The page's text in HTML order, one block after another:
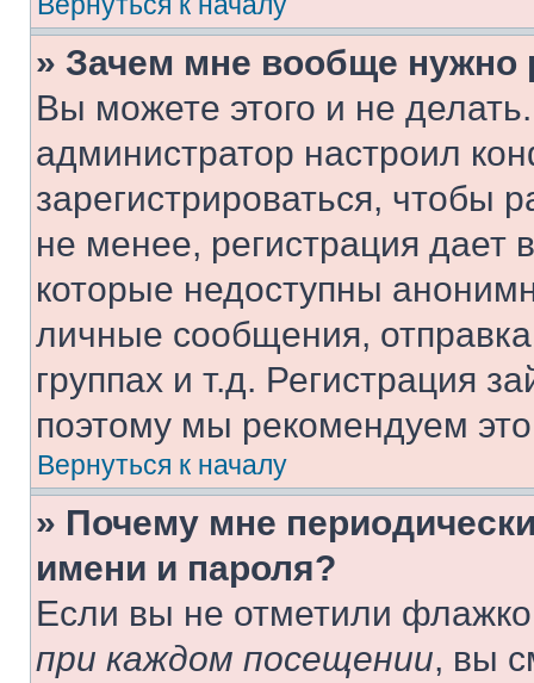
» Зачем мне вообще нужно
Вы можете этого и не
администратор настроил
зарегистрироваться, чтобы
не менее, регистрация
которые недоступны
личные сообщения,
группах и т.д. Регистрация
поэтому мы рекомендуем
Вернуться к началу
» Почему мне
имени и пароля?
Если вы не отметили
при каждом посещении, вы